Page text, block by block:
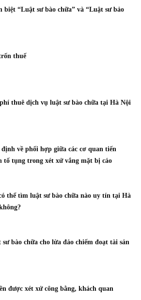
biệt “Luật sư bào chữa” và “Luật sư bảo
thuế
thuê dịch vụ luật sư bào chữa tại Hà Nội
về phối hợp giữa các cơ quan tiến
tố tụng trong xét xử vắng mặt bị cáo
thể tìm luật sư bào chữa nào uy tín tại Hà
sư bào chữa cho lừa đảo chiếm đoạt tài sản
được xét xử công bằng, khách quan